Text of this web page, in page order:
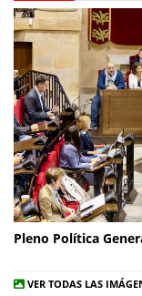
Pleno Política
VER TODAS LAS